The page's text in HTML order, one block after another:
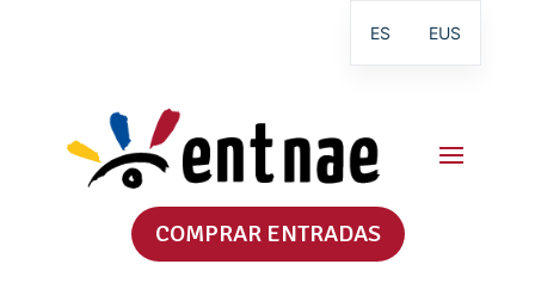
COMPRAR ENTRADAS
ES EUS